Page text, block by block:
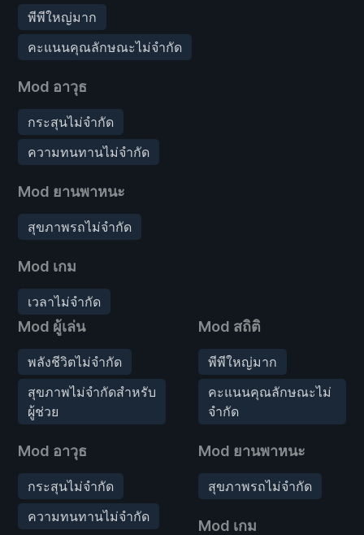
พีพีใหญ่มาก
คะแนนคุณลักษณะไม่จำกัด
Mod อาวุธ
กระสุนไม่จำกัด
ความทนทานไม่จำกัด
Mod ยานพาหนะ
สุขภาพรถไม่จำกัด
Mod เกม
เวลาไม่จำกัด
Mod ผู้เล่น
พลังชีวิตไม่จำกัด
สุขภาพไม่จำกัดสำหรับ
ผู้ช่วย
Mod อาวุธ
กระสุนไม่จำกัด
ความทนทานไม่จำกัด
Mod สถิติ
พีพีใหญ่มาก
คะแนนคุณลักษณะไม่
จำกัด
Mod ยานพาหนะ
สุขภาพรถไม่จำกัด
Mod เกม